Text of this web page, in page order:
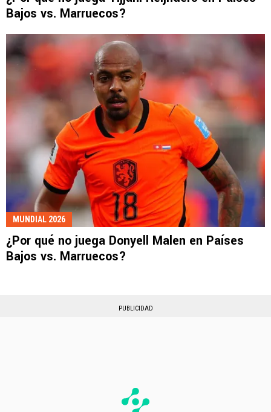
Bajos vs. Marruecos?
MUNDIAL 2026
¿Por qué no juega Donyell Malen en Países
Bajos vs. Marruecos?
PUBLICIDAD